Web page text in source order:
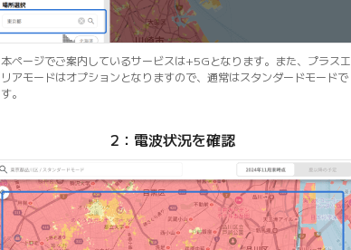
本ページでご案内しているサービスは+5Gとなります。また、プラスエ
リアモードはオプションとなりますので、通常はスタンダードモードで
す。
2：電波状況を確認